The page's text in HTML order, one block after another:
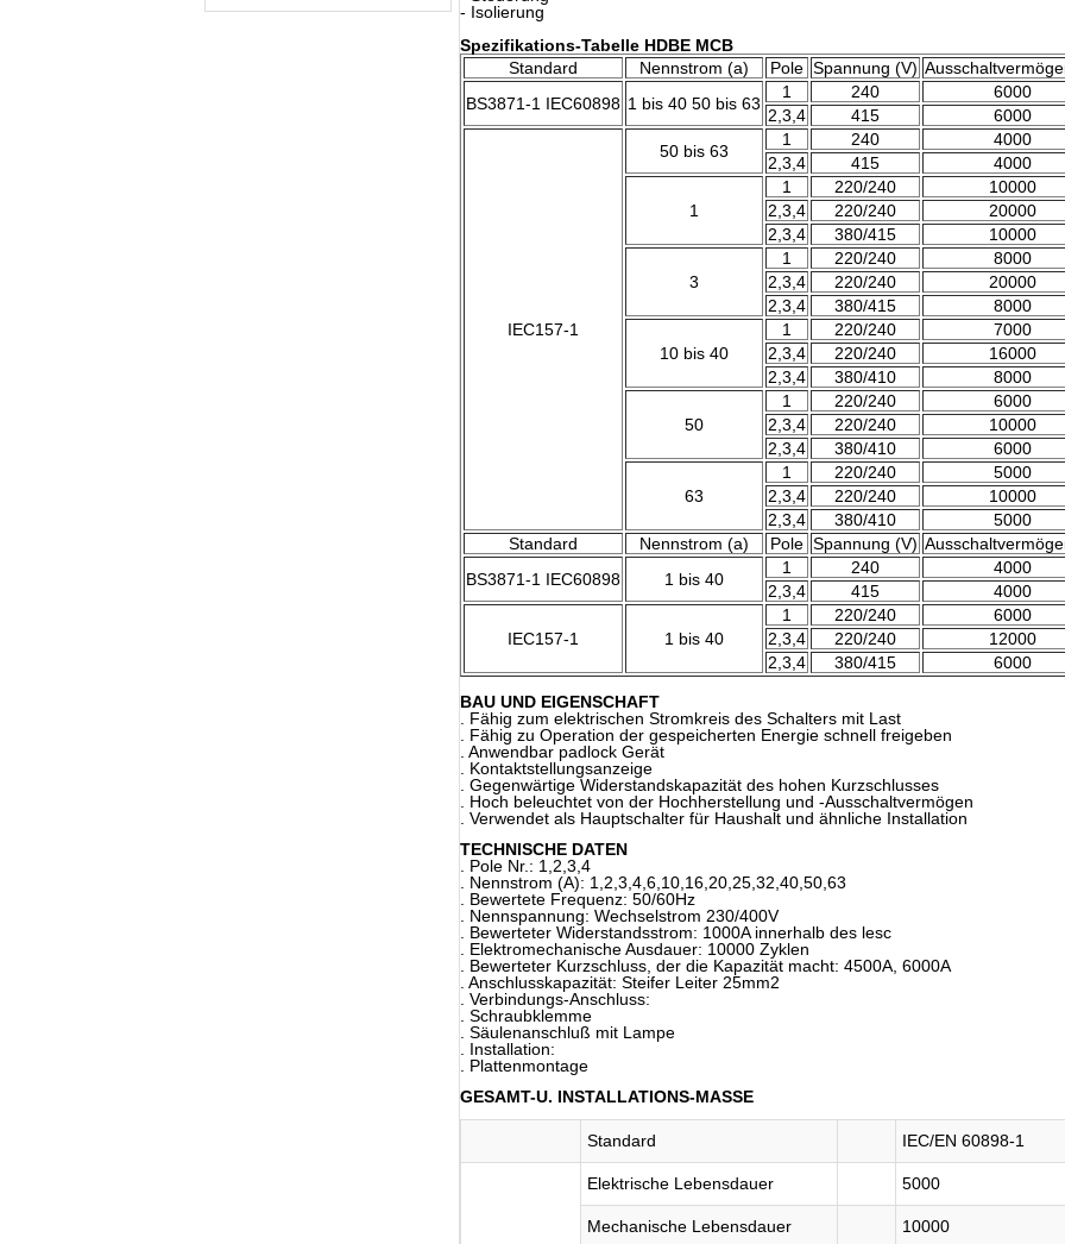
- Isolierung
Spezifikations-Tabelle HDBE MCB
Standard
Nennstrom (a) Pole Spannung (V)
BS3871-1 IEC60898 1 bis 40 50 bis 63
1 240
6000
2,3,4
415 6000
IEC157-1
50 bis 63
1 240
4000
2,3,4
415 4000
1
1 220/240
10000
2,3,4
220/240
20000
2,3,4
380/415 10000
3
1 220/240
8000
2,3,4
220/240
20000
2,3,4
380/415 8000
10 bis 40
1 220/240
7000
2,3,4
220/240
16000
2,3,4
380/410 8000
50
1 220/240
6000
2,3,4
220/240
10000
2,3,4
380/410 6000
63
1 220/240
5000
2,3,4
220/240
10000
2,3,4
380/410
5000
Standard
Nennstrom (a) Pole Spannung (V)
BS3871-1 IEC60898
1 bis 40
1 240
4000
2,3,4
415 4000
IEC157-1 1 bis 40
1 220/240
6000
2,3,4
220/240
12000
2,3,4
380/415 6000
BAU UND EIGENSCHAFT
. Fähig zum elektrischen Stromkreis des Schalters mit Last
. Fähig zu Operation der gespeicherten Energie schnell freigeben
. Anwendbar padlock Gerät
. Kontaktstellungsanzeige
. Gegenwärtige Widerstandskapazität des hohen Kurzschlusses
. Hoch beleuchtet von der Hochherstellung und -Ausschaltvermögen
. Verwendet als Hauptschalter für Haushalt und ähnliche Installation
TECHNISCHE DATEN
. Pole Nr.: 1,2,3,4
. Nennstrom (A): 1,2,3,4,6,10,16,20,25,32,40,50,63
. Bewertete Frequenz: 50/60Hz
. Nennspannung: Wechselstrom 230/400V
. Bewerteter Widerstandsstrom: 1000A innerhalb des lesc
. Elektromechanische Ausdauer: 10000 Zyklen
. Bewerteter Kurzschluss, der die Kapazität macht: 4500A, 6000A
. Anschlusskapazität: Steifer Leiter 25mm2
. Verbindungs-Anschluss:
. Schraubklemme
. Säulenanschluß mit Lampe
. Installation:
. Plattenmontage
GESAMT-U. INSTALLATIONS-MASSE
Standard IEC/EN 60898-1
Elektrische Lebensdauer 5000
Mechanische Lebensdauer 10000